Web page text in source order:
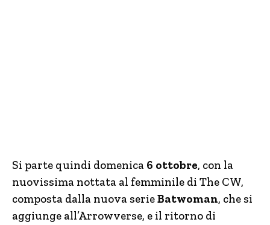
Si parte quindi domenica 6 ottobre, con la
nuovissima nottata al femminile di The CW,
composta dalla nuova serieBatwoman, che si
aggiunge all’Arrowverse, e il ritorno di